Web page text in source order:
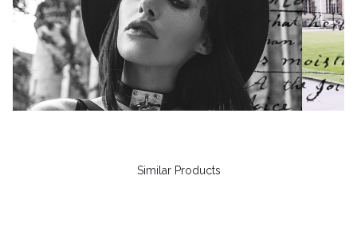
Similar Products